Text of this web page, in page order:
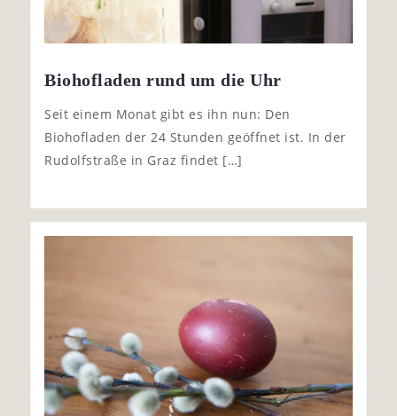
Biohofladen rund um die Uhr
Seit einem Monat gibt es ihn nun: Den
Biohofladen der 24 Stunden geöffnet ist. In der
Rudolfstraße in Graz findet […]